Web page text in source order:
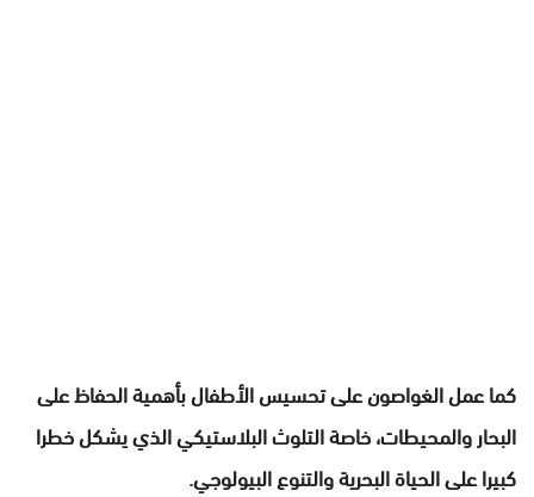
كما عمل الغواصون على تحسيس الأطفال بأهمية الحفاظ على
البحار والمحيطات، خاصة التلوث البلاستيكي الذي يشكل خطرا
كبيرا على الحياة البحرية والتنوع البيولوجي.